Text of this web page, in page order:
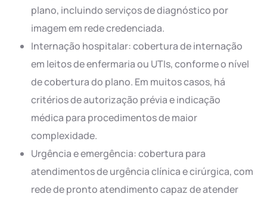
plano, incluindo serviços de diagnóstico por
imagem em rede credenciada.
Internação hospitalar: cobertura de internação
em leitos de enfermaria ou UTIs, conforme o nível
de cobertura do plano. Em muitos casos, há
critérios de autorização prévia e indicação
médica para procedimentos de maior
complexidade.
Urgência e emergência: cobertura para
atendimentos de urgência clínica e cirúrgica, com
rede de pronto atendimento capaz de atender